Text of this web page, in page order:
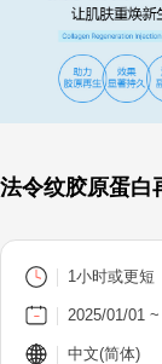
法令纹胶原蛋白
1小时或更短
2025/01/01
中文(简体)